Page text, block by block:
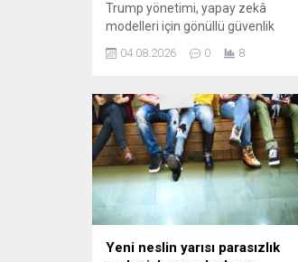
Trump yönetimi, yapay zekâ
modelleri için gönüllü güvenlik
testlerine yönelik yeni çerçeveyi
görüşmek üzere önde gelen
bir araya getiriyor.
04.08.2026 0 8
Yeni neslin yarısı parasızlık